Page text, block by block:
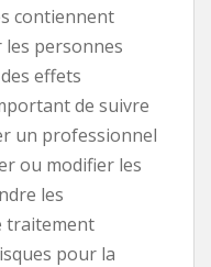
contiennent
personnes
effets
de suivre
un professionnel
ou modifier les
les
traitement
pour la